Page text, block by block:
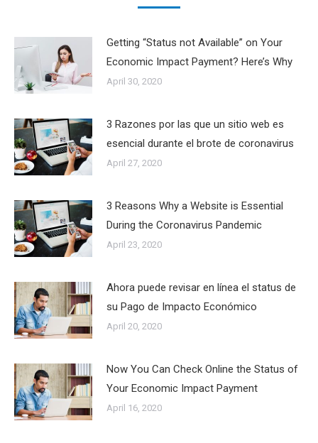
Getting “Status not Available” on Your
Economic Impact Payment? Here’s Why
April 30, 2020
3 Razones por las que un sitio web es
esencial durante el brote de coronavirus
April 27, 2020
3 Reasons Why a Website is Essential
During the Coronavirus Pandemic
April 23, 2020
Ahora puede revisar en línea el status de
su Pago de Impacto Económico
April 20, 2020
Now You Can Check Online the Status of
Your Economic Impact Payment
April 16, 2020